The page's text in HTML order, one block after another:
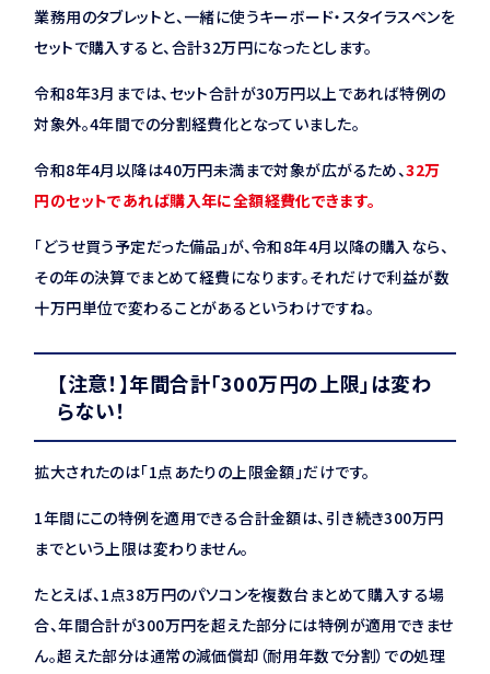
業務用のタブレットと、一緒に使うキーボード・スタイラスペンを
セットで購入すると、合計32万円になったとします。
令和8年3月までは、セット合計が30万円以上であれば特例の
対象外。4年間での分割経費化となっていました。
令和8年4月以降は40万円未満まで対象が広がるため、32万
円のセットであれば購入年に全額経費化できます。
「どうせ買う予定だった備品」が、令和8年4月以降の購入なら、
その年の決算でまとめて経費になります。それだけで利益が数
十万円単位で変わることがあるというわけですね。
【注意！】年間合計「300万円の上限」は変わ
らない！
拡大されたのは「1点あたりの上限金額」だけです。
1年間にこの特例を適用できる合計金額は、引き続き300万円
までという上限は変わりません。
たとえば、1点38万円のパソコンを複数台まとめて購入する場
合、年間合計が300万円を超えた部分には特例が適用できませ
ん。超えた部分は通常の減価償却（耐用年数で分割）での処理